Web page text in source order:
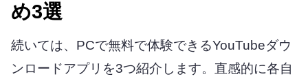
め3選
続いては、PCで無料で体験できるYouTubeダウ
ンロードアプリを3つ紹介します。直感的に各自